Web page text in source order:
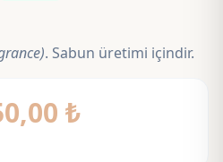
. Sabun üretimi içindir.
₺Fiyat